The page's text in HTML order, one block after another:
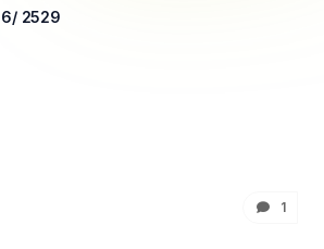
6/ 2529
1